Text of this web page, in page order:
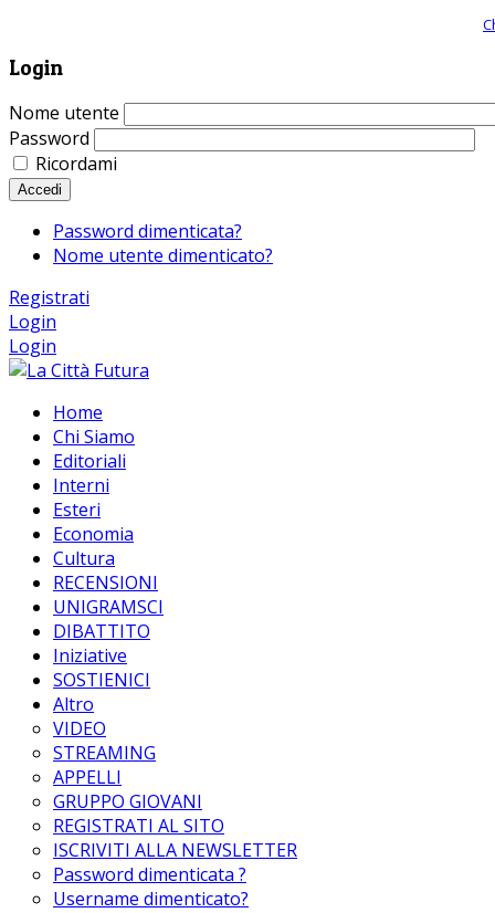
Login
Nome utente
Password
Ricordami
Accedi
Password dimenticata?
Nome utente dimenticato?
Registrati
Login
Login
Home
Chi Siamo
Editoriali
Interni
Esteri
Economia
Cultura
RECENSIONI
UNIGRAMSCI
DIBATTITO
Iniziative
SOSTIENICI
Altro
VIDEO
STREAMING
APPELLI
GRUPPO GIOVANI
REGISTRATI AL SITO
ISCRIVITI ALLA NEWSLETTER
Password dimenticata ?
Username dimenticato?